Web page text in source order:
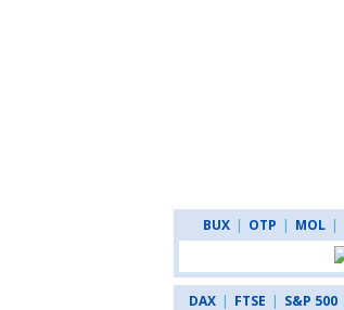
BUX | OTP | MOL |
DAX | FTSE | S&P 500